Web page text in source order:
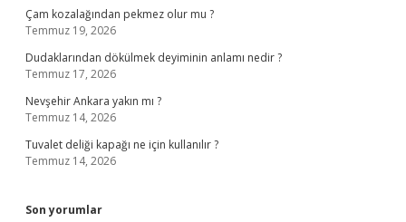
Çam kozalağından pekmez olur mu ?
Temmuz 19, 2026
Dudaklarından dökülmek deyiminin anlamı nedir ?
Temmuz 17, 2026
Nevşehir Ankara yakın mı ?
Temmuz 14, 2026
Tuvalet deliği kapağı ne için kullanılır ?
Temmuz 14, 2026
Son yorumlar